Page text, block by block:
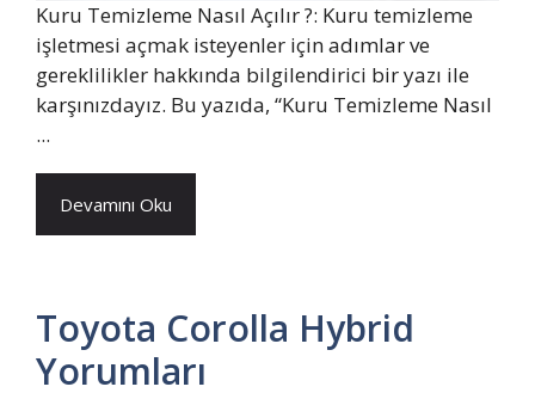
Kuru Temizleme Nasıl Açılır ?: Kuru temizleme
işletmesi açmak isteyenler için adımlar ve
gereklilikler hakkında bilgilendirici bir yazı ile
karşınızdayız. Bu yazıda, “Kuru Temizleme Nasıl
...
Devamını Oku
Toyota Corolla Hybrid
Yorumları